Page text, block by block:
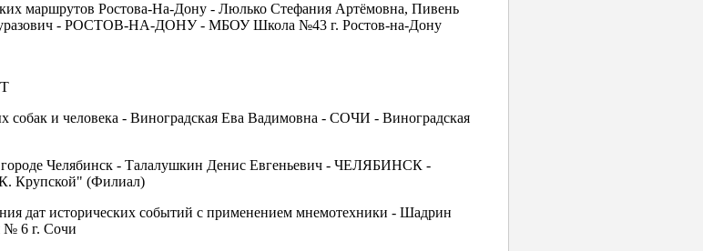
маршрутов Ростова-На-Дону - Люлько Стефания Артёмовна, Пивень
- РОСТОВ-НА-ДОНУ - МБОУ Школа №43 г. Ростов-на-Дону
собак и человека - Виноградская Ева Вадимовна - СОЧИ - Виноградская
городе Челябинск - Талалушкин Денис Евгеньевич - ЧЕЛЯБИНСК -
Крупской" (Филиал)
дат исторических событий с применением мнемотехники - Шадрин
6 г. Сочи